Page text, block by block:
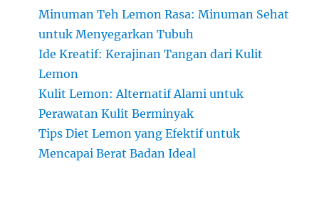
Minuman Teh Lemon Rasa: Minuman Sehat
untuk Menyegarkan Tubuh
Ide Kreatif: Kerajinan Tangan dari Kulit
Lemon
Kulit Lemon: Alternatif Alami untuk
Perawatan Kulit Berminyak
Tips Diet Lemon yang Efektif untuk
Mencapai Berat Badan Ideal